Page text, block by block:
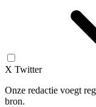
X Twitter
Onze redactie voegt
bron.